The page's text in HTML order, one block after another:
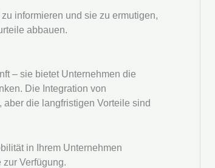
informieren und sie zu ermutigen,
abbauen.
– sie bietet Unternehmen die
Die Integration von
die langfristigen Vorteile sind
in Ihrem Unternehmen
Verfügung.